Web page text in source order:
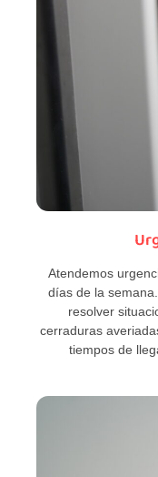
Atendemos
días de la
resolver
cerraduras
tiempos de